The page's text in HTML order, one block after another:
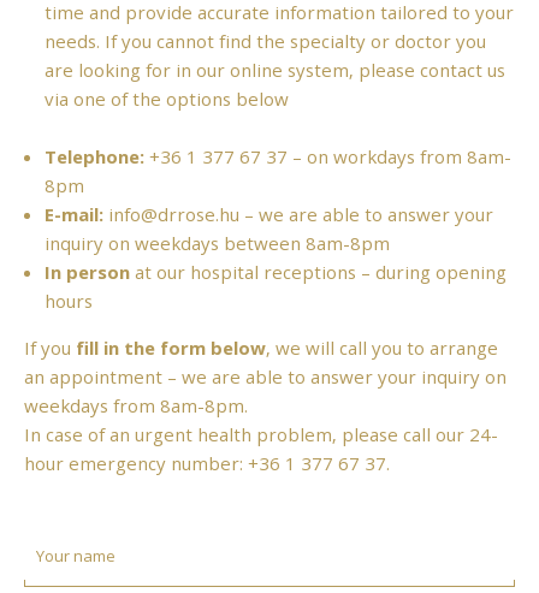
time and provide accurate information tailored to your
needs. If you cannot find the specialty or doctor you
are looking for in our online system, please contact us
via one of the options below
Telephone: +36 1 377 67 37 – on workdays from 8am-
8pm
E-mail: info@drrose.hu – we are able to answer your
inquiry on weekdays between 8am-8pm
In personat our hospital receptions – during opening
hours
If you fill in the form below, we will call you to arrange
an appointment – we are able to answer your inquiry on
weekdays from 8am-8pm.
In case of an urgent health problem, please call our 24-
hour emergency number: +36 1 377 67 37.